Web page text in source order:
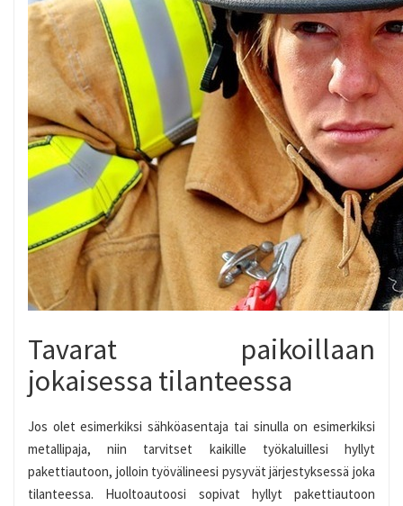
Tavarat paikoillaan
jokaisessa tilanteessa
Jos olet esimerkiksi sähköasentaja tai sinulla on esimerkiksi
metallipaja, niin tarvitset kaikille työkaluillesi hyllyt
pakettiautoon, jolloin työvälineesi pysyvät järjestyksessä joka
tilanteessa. Huoltoautoosi sopivat hyllyt pakettiautoon